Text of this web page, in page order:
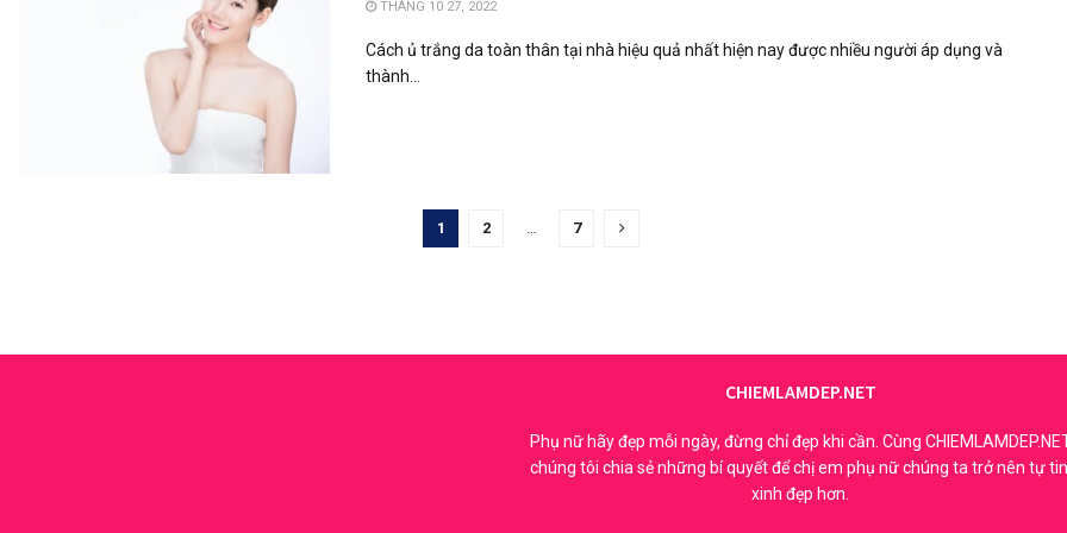
THÁNG 10 27, 2022
Cách ủ trắng da toàn thân tại nhà hiệu quả nhất hiện nay được nhiều người áp dụng và
thành...
1 2 7
CHIEMLAMDEP.NET
Phụ nữ hãy đẹp mỗi ngày, đừng chỉ đẹp khi cần. Cùng
chúng tôi chia sẻ những bí quyết để chị em phụ nữ chúng ta trở nên tự
xinh đẹp hơn.